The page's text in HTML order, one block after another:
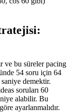
ve bu süreler pacing
54 soru için 64
saniye demektir.
soruları 60
alabilir. Bu
ayarlanmalıdır.